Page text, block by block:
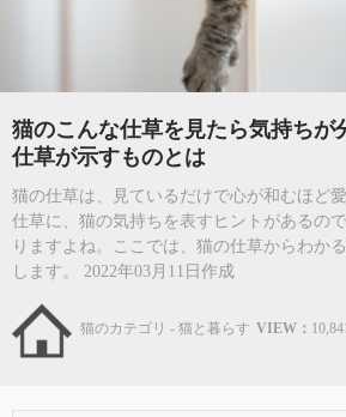
猫のこんな仕草を見たら気持ちが
仕草が示すものとは
猫の仕草は、見ているだけで心が和むほど
仕草に、猫の気持ちを表すヒントがあるの
りますよね。ここでは、猫の仕草からわか
します。 2022年03月11日作成
猫のカテゴリ - 猫と暮らす VIEW：